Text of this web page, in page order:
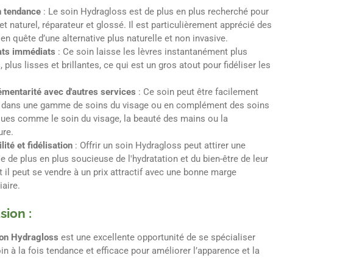
tendance : Le soin Hydragloss est de plus en plus recherché pour
naturel, réparateur et glossé. Il est particulièrement apprécié des
quête d’une alternative plus naturelle et non invasive.
immédiats : Ce soin laisse les lèvres instantanément plus
plus lisses et brillantes, ce qui est un gros atout pour fidéliser les
avec d'autres services : Ce soin peut être facilement
une gamme de soins du visage ou en complément des soins
comme le soin du visage, la beauté des mains ou la
et fidélisation : Offrir un soin Hydragloss peut attirer une
de plus en plus soucieuse de l'hydratation et du bien-être de leur
il peut se vendre à un prix attractif avec une bonne marge
:
Hydragloss est une excellente opportunité de se spécialiser
à la fois tendance et efficace pour améliorer l’apparence et la